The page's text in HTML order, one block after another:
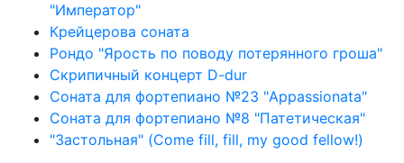
"Император"
Крейцерова соната
Рондо "Ярость по поводу потерянного гроша"
Скрипичный концерт D-dur
Соната для фортепиано №23 "Appassionata"
Соната для фортепиано №8 "Патетическая"
"Застольная" (Come fill, fill, my good fellow!)